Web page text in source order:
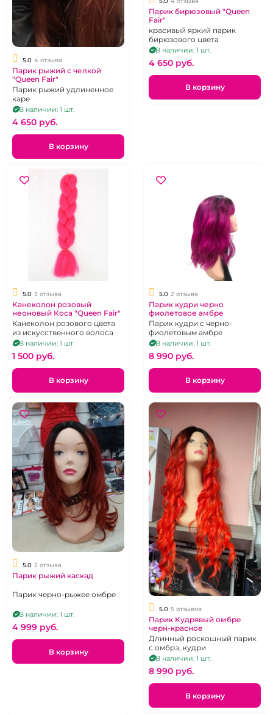
5.0 4 отзыва
Парик рыжий с челкой
"Queen Fair"
Парик рыжий удлиненное
каре
В наличии: 1 шт.
4 650 pуб.
В корзину
Парик бирюзовый "Queen
Fair"
красивый яркий парик
бирюзового цвета
В наличии: 1 шт.
4 650 pуб.
В корзину
5.0 3 отзыва
Канеколон розовый
неоновый Коса "Queen Fair"
Канеколон розового цвета
из искусственного волоса
В наличии: 1 шт.
1 500 pуб.
В корзину
5.0 2 отзыва
Парик кудри черно
фиолетовое амбре
Парик кудри с черно-
фиолетовым амбре
В наличии: 1 шт.
8 990 pуб.
В корзину
5.0 2 отзыва
Парик рыжий каскад
Парик черно-рыжее омбре
В наличии: 1 шт.
4 999 pуб.
В корзину
5.0 5 отзывов
Парик Кудрявый омбре
черн-красное
Длинный роскошный парик
с омбрэ, кудри
В наличии: 1 шт.
8 990 pуб.
В корзину